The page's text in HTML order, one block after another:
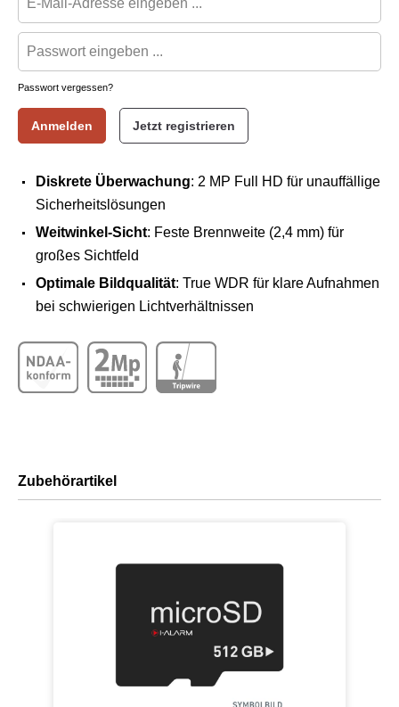
Passwort vergessen?
Anmelden Jetzt registrieren
Diskrete Überwachung: 2 MP Full HD für unauffällige
Sicherheitslösungen
Weitwinkel-Sicht: Feste Brennweite (2,4 mm) für
großes Sichtfeld
Optimale Bildqualität: True WDR für klare Aufnahmen
bei schwierigen Lichtverhältnissen
Zubehörartikel